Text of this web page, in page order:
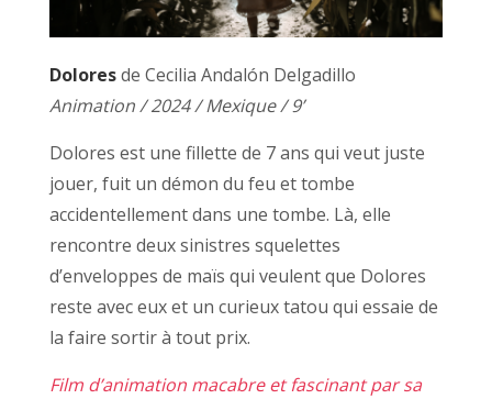
Doloresde Cecilia Andalón Delgadillo
Animation / 2024 / Mexique / 9’
Dolores est une fillette de 7 ans qui veut juste
jouer, fuit un démon du feu et tombe
accidentellement dans une tombe. Là, elle
rencontre deux sinistres squelettes
d’enveloppes de maïs qui veulent que Dolores
reste avec eux et un curieux tatou qui essaie de
la faire sortir à tout prix.
Film d’animation macabre et fascinant par sa